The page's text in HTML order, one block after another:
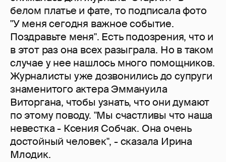
белом платье и фате, то подписала фото
"У меня сегодня важное событие.
Поздравьте меня". Есть подозрения, что и
в этот раз она всех разыграла. Но в таком
случае у нее нашлось много помощников.
Журналисты уже дозвонились до супруги
знаменитого актера Эммануила
Виторгана, чтобы узнать, что они думают
по этому поводу. "Мы счастливы что наша
невестка - Ксения Собчак. Она очень
достойный человек", - сказала Ирина
Млодик.